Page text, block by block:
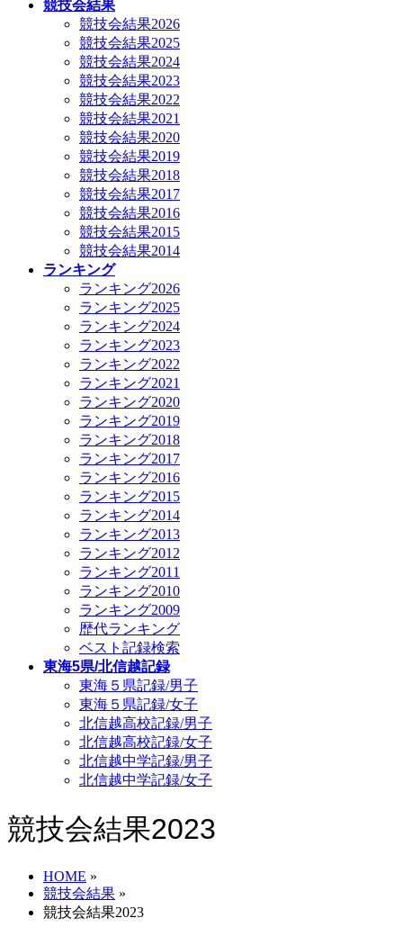
競技会結果
競技会結果2026
競技会結果2025
競技会結果2024
競技会結果2023
競技会結果2022
競技会結果2021
競技会結果2020
競技会結果2019
競技会結果2018
競技会結果2017
競技会結果2016
競技会結果2015
競技会結果2014
ランキング
ランキング2026
ランキング2025
ランキング2024
ランキング2023
ランキング2022
ランキング2021
ランキング2020
ランキング2019
ランキング2018
ランキング2017
ランキング2016
ランキング2015
ランキング2014
ランキング2013
ランキング2012
ランキング2011
ランキング2010
ランキング2009
歴代ランキング
ベスト記録検索
東海5県/北信越記録
東海５県記録/男子
東海５県記録/女子
北信越高校記録/男子
北信越高校記録/女子
北信越中学記録/男子
北信越中学記録/女子
競技会結果2023
HOME »
競技会結果 »
競技会結果2023